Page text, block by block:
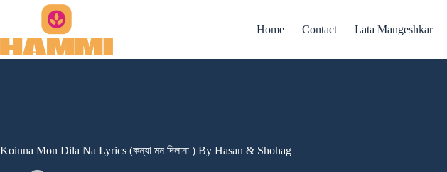
Home Contact Lata Mangeshkar
Koinna Mon Dila Na Lyrics (কন্যা মন দিলানা ) By Hasan & Shohag